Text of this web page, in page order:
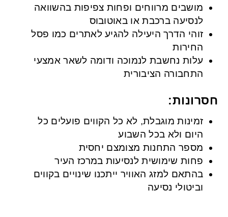
מושבים מרווחים ופחות צפיפות בהשוואה
לנסיעה ברכבת או באוטובוס
זוהי הדרך היעילה להגיע לאתרים כמו פסל
החירות
עלות נחשבת לנמוכה ודומה לשאר אמצעי
התחבורה הציבורית
חסרונות:
זמינות מוגבלת, לא כל הקווים פועלים כל
היום ולא בכל השבוע
מספר התחנות מצומצם יחסית
פחות שימושית לנסיעות במרכז העיר
בהתאם למזג האוויר ייתכנו שינויים בקווים
וביטולי נסיעה